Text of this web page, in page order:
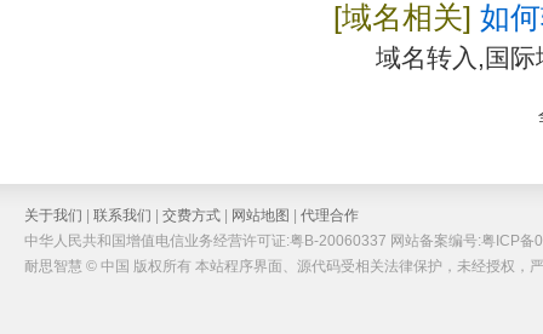
[域名相关] 如
域名转入,国际
关于我们 联系我们 交费方式 网站地图
代理合作
中华人民共和国增值电信业务经营许可证:粤B-20060337 网站备案编号:粤ICP备
耐思智慧 © 中国 版权所有 本站程序界面、源代码受相关法律保护，未经授权，